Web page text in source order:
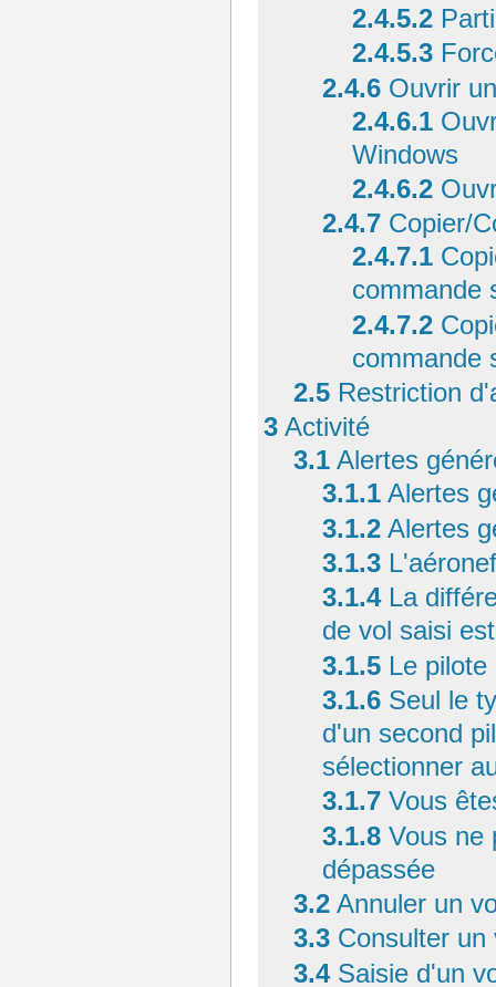
2.4.5.2
2.4.5.3
2.4.6 Ouvrir
2.4.6.1
Windows
2.4.6.2
2.4.7 Copier/
2.4.7.1
commande
2.4.7.2
commande
2.5 Restriction
3 Activité
3.1 Alertes
3.1.1 Alertes
3.1.2 Alertes
3.1.3
3.1.4 La
de vol saisi
3.1.5 Le
3.1.6 Seul le
d'un second
sélectionner
3.1.7 Vous
3.1.8 Vous ne
dépassée
3.2 Annuler un
3.3 Consulter un
3.4 Saisie d'un